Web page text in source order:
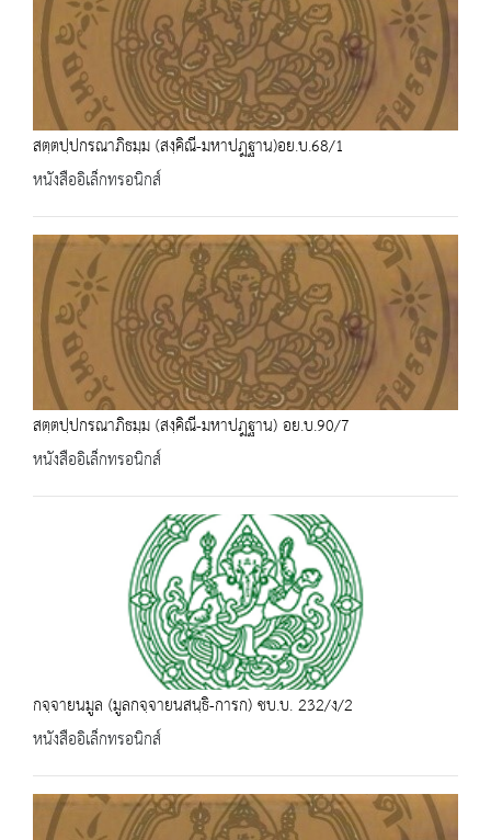
สตฺตปฺปกรณาภิธมฺม (สงฺคิณี-มหาปฎฐาน)อย.บ.68/1
หนังสืออิเล็กทรอนิกส์
สตฺตปฺปกรณาภิธมฺม (สงฺคิณี-มหาปฎฐาน) อย.บ.90/7
หนังสืออิเล็กทรอนิกส์
กจฺจายนมูล (มูลกจฺจายนสนฺธิ-การก) ชบ.บ. 232/ง/2
หนังสืออิเล็กทรอนิกส์